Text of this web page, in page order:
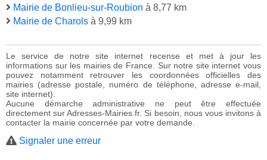
Mairie de Bonlieu-sur-Roubion à 8,77 km
Mairie de Charols à 9,99 km
Le service de notre site internet recense et met à jour les
informations sur les mairies de France. Sur notre site internet vous
pouvez notamment retrouver les coordonnées officielles des
mairies (adresse postale, numéro de téléphone, adresse e-mail,
site internet).
Aucune démarche administrative ne peut être effectuée
directement sur Adresses-Mairies.fr. Si besoin, nous vous invitons à
contacter la mairie concernée par votre demande.
Signaler une erreur